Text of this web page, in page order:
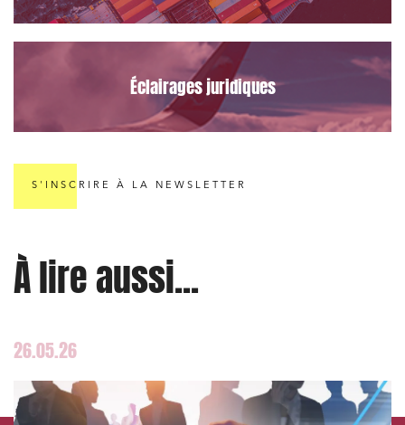
Éclairages juridiques
S'INSCRIRE À LA NEWSLETTER
À lire aussi...
26.05.26